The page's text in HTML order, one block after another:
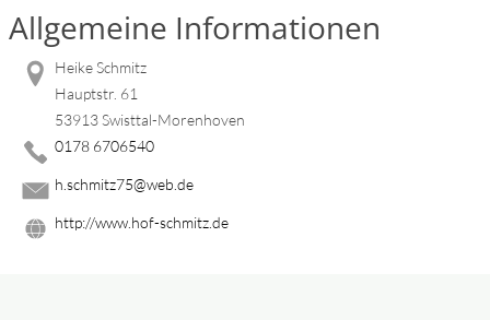
Allgemeine Informationen
Heike Schmitz
Hauptstr. 61
53913 Swisttal-Morenhoven
0178 6706540
h.schmitz75@web.de
http://www.hof-schmitz.de